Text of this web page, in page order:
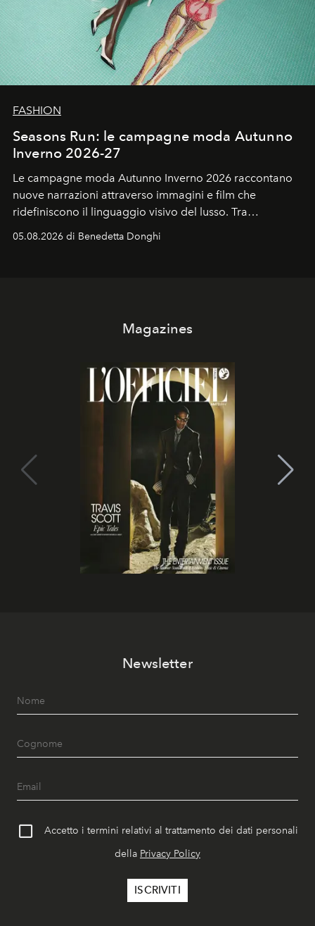
FASHION
Seasons Run: le campagne moda Autunno
Inverno 2026-27
Le campagne moda Autunno Inverno 2026 raccontano
nuove narrazioni attraverso immagini e film che
ridefiniscono il linguaggio visivo del lusso. Tra
contemporanea e storytelling d'autore, le maison
05.08.2026 di Benedetta Donghi
Magazines
Newsletter
Accetto i termini relativi al trattamento dei dati personali
della Privacy Policy